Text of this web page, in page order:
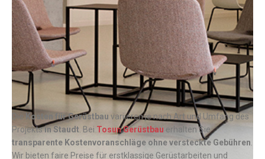
Kosten für Gerüstbau variieren je nach Art und Umfang des
Projektsin Staudt . Bei Tosun Gerüstbau erhalten Sie
transparente Kostenvoranschläge ohne versteckte Gebühren
Wir bieten faire Preise für erstklassige Gerüstarbeiten und